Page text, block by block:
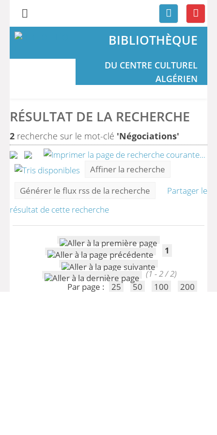
BIBLIOTHÈQUE
DU CENTRE CULTUREL
ALGÉRIEN
RÉSULTAT DE LA RECHERCHE
2 recherche sur le mot-clé 'Négociations'
Affiner la recherche
Générer le flux rss de la recherche
Partager le
résultat de cette recherche
1
(1 - 2 / 2)
Par page :
25 50 100 200